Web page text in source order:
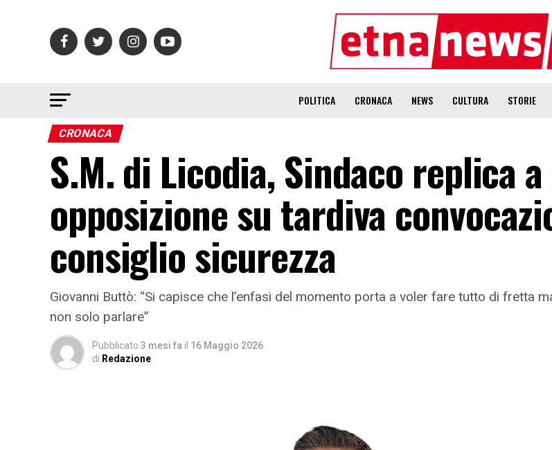
POLITICA CRONACA NEWS CULTURA STORIE
CRONACA
S.M. di Licodia, Sindaco replica
opposizione su tardiva
consiglio sicurezza
Giovanni Buttò: “Si capisce che l’enfasi del momento porta a voler fare tutto di fretta
non solo parlare”
Pubblicato 3 mesi fa il 16 Maggio 2026
di Redazione